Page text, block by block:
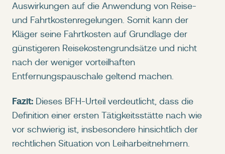
Auswirkungen auf die Anwendung von Reise-
und Fahrtkostenregelungen. Somit kann der
Kläger seine Fahrtkosten auf Grundlage der
günstigeren Reisekostengrundsätze und nicht
nach der weniger vorteilhaften
Entfernungspauschale geltend machen.
Fazit: Dieses BFH-Urteil verdeutlicht, dass die
Definition einer ersten Tätigkeitsstätte nach wie
vor schwierig ist, insbesondere hinsichtlich der
rechtlichen Situation von Leiharbeitnehmern.